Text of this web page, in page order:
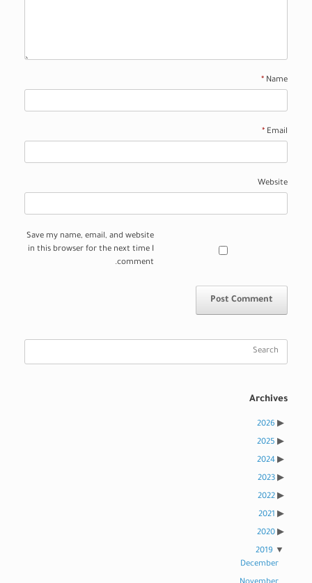
Name
*
Email
*
Website
Save my name, email, and website
in this browser for the next time I
comment.
Search
Archives
2026
2025
2024
2023
2022
2021
2020
2019
December